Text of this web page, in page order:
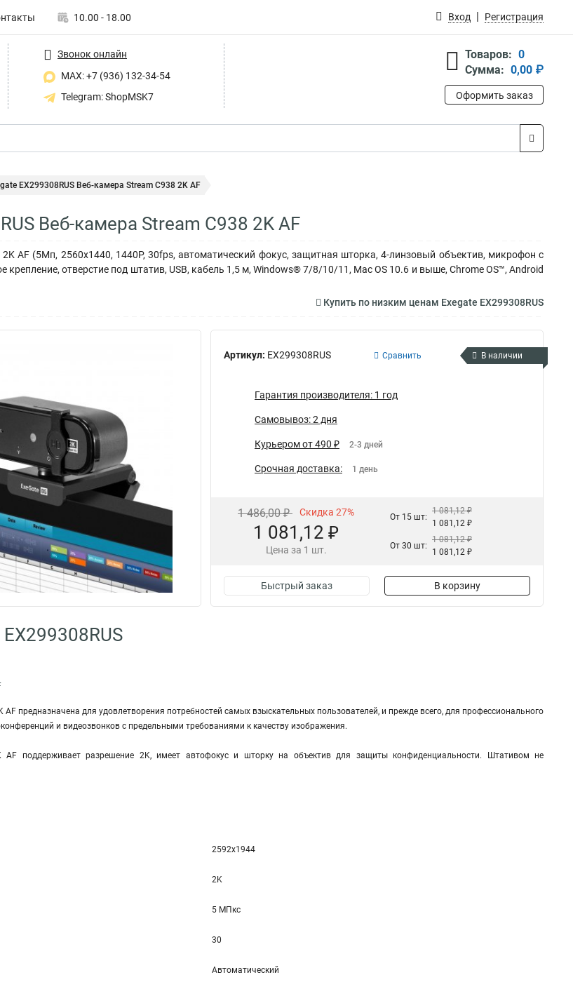
10.00 - 18.00 Вход Регистрация
Звонок онлайн
MAX: +7 (936) 132-34-54
Telegram: ShopMSK7
Товаров: 0
Сумма: 0,00 ₽
Оформить заказ
EX299308RUS Веб-камера Stream C938 2K AF
Веб-камера Stream C938 2K AF
2K AF (5Мп, 2560х1440, 1440P, 30fps, автоматический фокус, защитная шторка, 4-линзовый объектив, микрофон с
крепление, отверстие под штатив, USB, кабель 1,5 м, Windows® 7/8/10/11, Mac OS 10.6 и выше, Chrome OS™, Android
Купить по низким ценам Exegate EX299308RUS
Артикул: EX299308RUS Сравнить В наличии
Гарантия производителя: 1 год
Самовывоз: 2 дня
Курьером от 490 ₽ 2-3 дней
Срочная доставка: 1 день
1 486,00 ₽ Скидка 27%
1 081,12 ₽
Цена за 1 шт.
От 15 шт:
1 081,12 ₽
1 081,12 ₽
От 30 шт:
1 081,12 ₽
1 081,12 ₽
Быстрый заказ В корзину
AF предназначена для удовлетворения потребностей самых взыскательных пользователей, и прежде всего, для профессионального
и видеозвонков с предельными требованиями к качеству изображения.
AF поддерживает разрешение 2K, имеет автофокус и шторку на объектив для защиты конфиденциальности. Штативом не
2592x1944
2K
5 МПкс
30
Автоматический